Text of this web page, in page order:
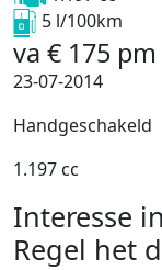
5 l/100km
va € 175 pm
23-07-2014
Handgeschakeld
1.197 cc
Interesse
Regel het